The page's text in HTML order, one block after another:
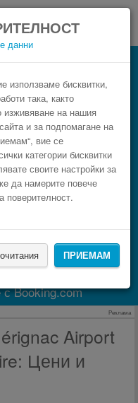
данни
използваме бисквитки,
така, както
изживяване на нашия
и за подпомагане на
вие се
категории бисквитки
своите настройки за
да намерите повече
поверителност.
ПРИЕМАМ
Saint-Hilaire
Airport
билет само в 3
с Booking.com
Реклама
Airport
Цени и